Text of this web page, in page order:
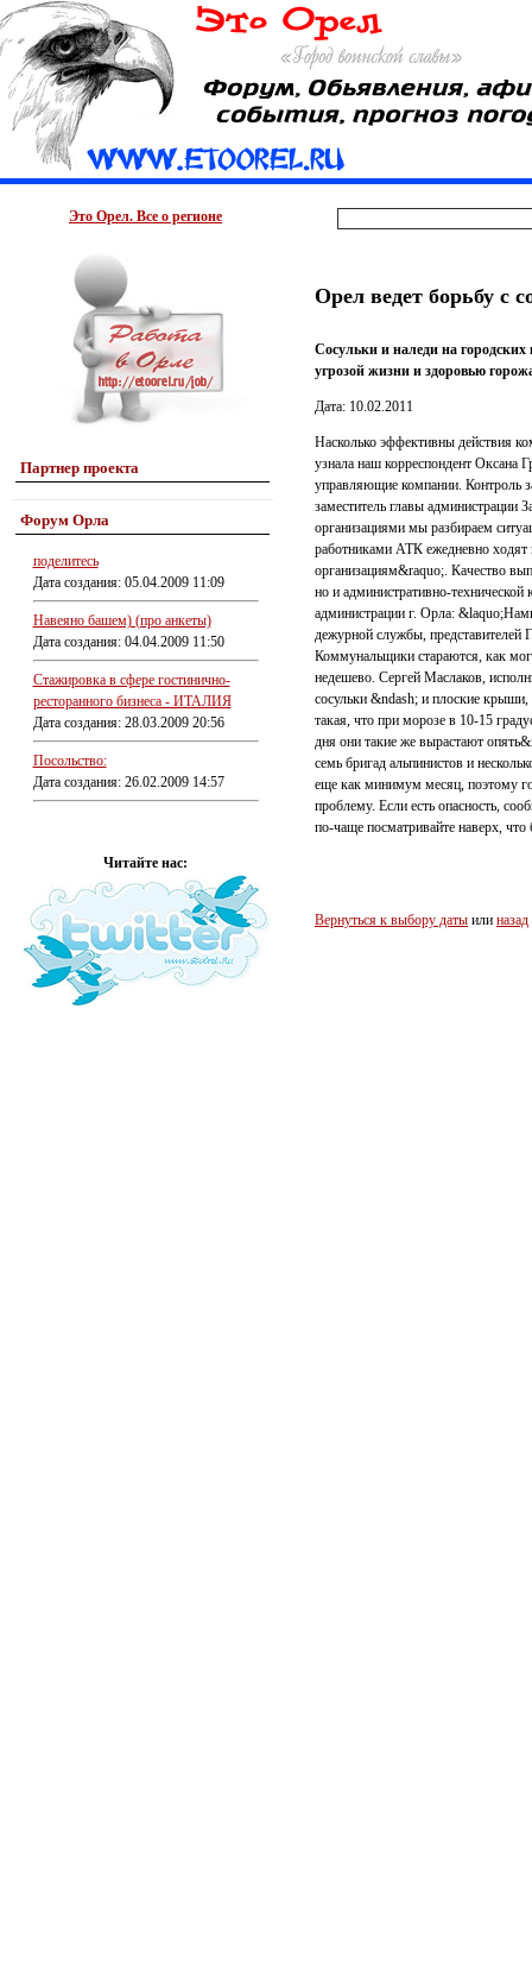
Это Орел. Все о регионе
Партнер проекта
Форум Орла
поделитесь
Дата создания: 05.04.2009 11:09
Навеяно башем) (про анкеты)
Дата создания: 04.04.2009 11:50
Стажировка в сфере гостинично-
ресторанного бизнеса - ИТАЛИЯ
Дата создания: 28.03.2009 20:56
Посольство:
Дата создания: 26.02.2009 14:57
Читайте нас:
Орел ведет борьбу с
Сосульки и наледи на
угрозой жизни и здоровью
Дата: 10.02.2011
Насколько эффективны действия
узнала наш корреспондент Оксана
управляющие компании. Контроль
заместитель главы
организациями мы разбираем
работниками АТК ежедневно
организациям&raquo;. Качество
но и административно-
администрации г. Орла:
дежурной службы,
Коммунальщики стараются, как
недешево. Сергей Маслаков,
сосульки &ndash; и плоские
такая, что при морозе в 10-15
дня они такие же вырастают
семь бригад альпинистов и
еще как минимум месяц, поэтому
проблему. Если есть опасность,
по-чаще посматривайте наверх,
Вернуться к выбору даты или назад